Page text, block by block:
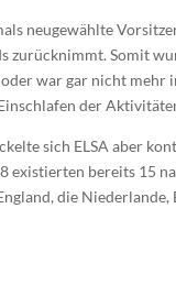
neugewählte
zurücknimmt. Somit
war gar nicht mehr
der
sich ELSA aber
existierten bereits 15
die